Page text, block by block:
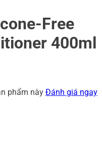
Free
400ml
phẩm này Đánh giá ngay